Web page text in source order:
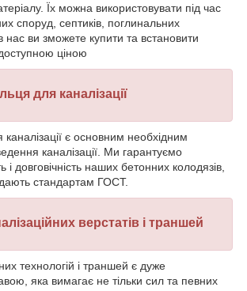
Їх можна використовувати під час
споруд, септиків, поглинальних
нас ви зможете купити та встановити
ціною
для каналізації
каналізації є основним необхідним
каналізації. Ми гарантуємо
і довговічність наших бетонних колодязів,
стандартам ГОСТ.
верстатів і траншей
технологій і траншей є дуже
яка вимагає не тільки сил та певних